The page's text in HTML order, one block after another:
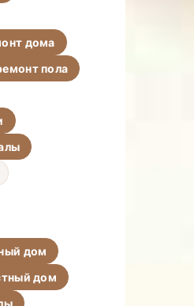
дома
пола
дом
дом